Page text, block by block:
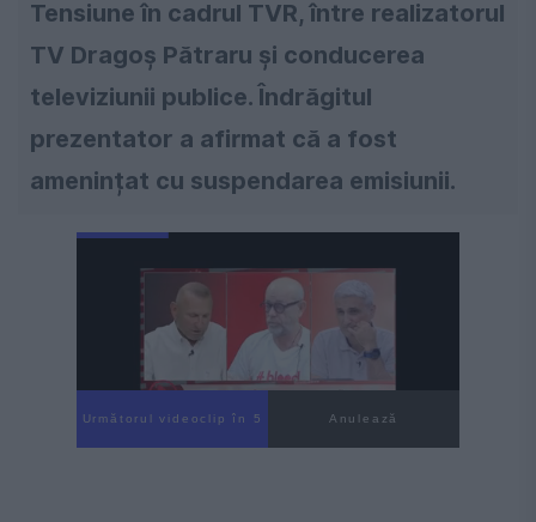
Tensiune în cadrul TVR, între realizatorul
TV Dragoş Pătraru și conducerea
televiziunii publice. Îndrăgitul
prezentator a afirmat că a fost
amenințat cu suspendarea emisiunii.
Următorul videoclip în 4 Anulează